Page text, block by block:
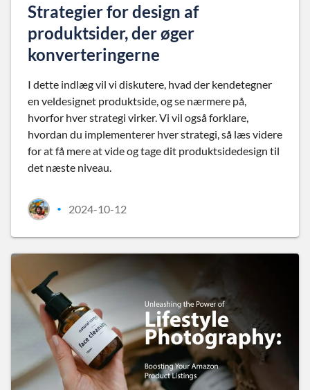
Strategier for design af
produktsider, der øger
konverteringerne
I dette indlæg vil vi diskutere, hvad der kendetegner
en veldesignet produktside, og se nærmere på,
hvorfor hver strategi virker. Vi vil også forklare,
hvordan du implementerer hver strategi, så læs videre
for at få mere at vide og tage dit produktsidedesign til
det næste niveau.
• 2024-10-12